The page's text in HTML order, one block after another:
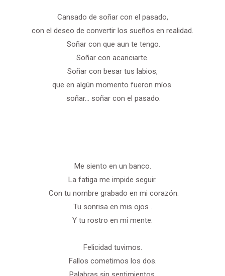
Cansado de soñar con el pasado,
con el deseo de convertir los sueños en realidad.
Soñar con que aun te tengo.
Soñar con acariciarte.
Soñar con besar tus labios,
que en algún momento fueron míos.
soñar… soñar con el pasado.
Me siento en un banco.
La fatiga me impide seguir.
Con tu nombre grabado en mi corazón.
Tu sonrisa en mis ojos .
Y tu rostro en mi mente.
Felicidad tuvimos.
Fallos cometimos los dos.